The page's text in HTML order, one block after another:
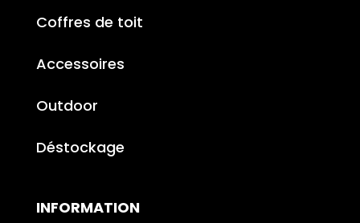
Coffres de toit
Accessoires
Outdoor
Déstockage
INFORMATION